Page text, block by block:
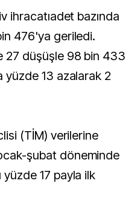
ihracatıadet bazında
476'ya geriledi.
27 düşüşle 98 bin 433
13 azalarak 2
(TİM) verilerine
şubat döneminde
17 payla ilk